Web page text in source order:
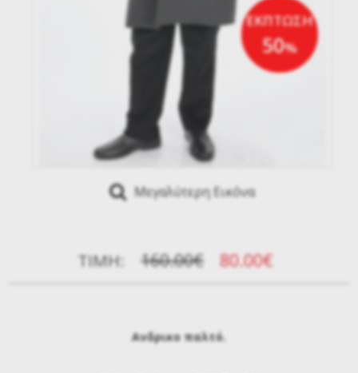
ΕΚΠΤΩΣΗ
50%
Μεγαλύτερη Εικόνα
ΤΙΜΉ: 160.00€ 80.00€
Ανδρικο παλτό.